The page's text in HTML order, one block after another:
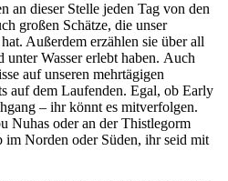
an dieser Stelle jeden Tag von den
großen Schätze, die unser
Außerdem erzählen sie über all
unter Wasser erlebt haben. Auch
auf unseren mehrtägigen
auf dem Laufenden. Egal, ob Early
– ihr könnt es mitverfolgen.
Nuhas oder an der Thistlegorm
im Norden oder Süden, ihr seid mit